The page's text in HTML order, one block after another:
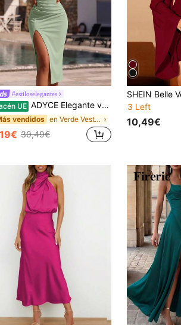
#estiloselegantes
UE ADYCE Elegante vestido de dama de honor de un solo hombro con cintura ajustada y abertura alta midi, vestido de fiesta, vestido de graduación, vestido de regreso a casa, vestido de invitada de boda, fiesta de verano y otoño
vendidos en Verde Vestidos De Cóctel Para Mujer
30,49€
3 Left
10,49€